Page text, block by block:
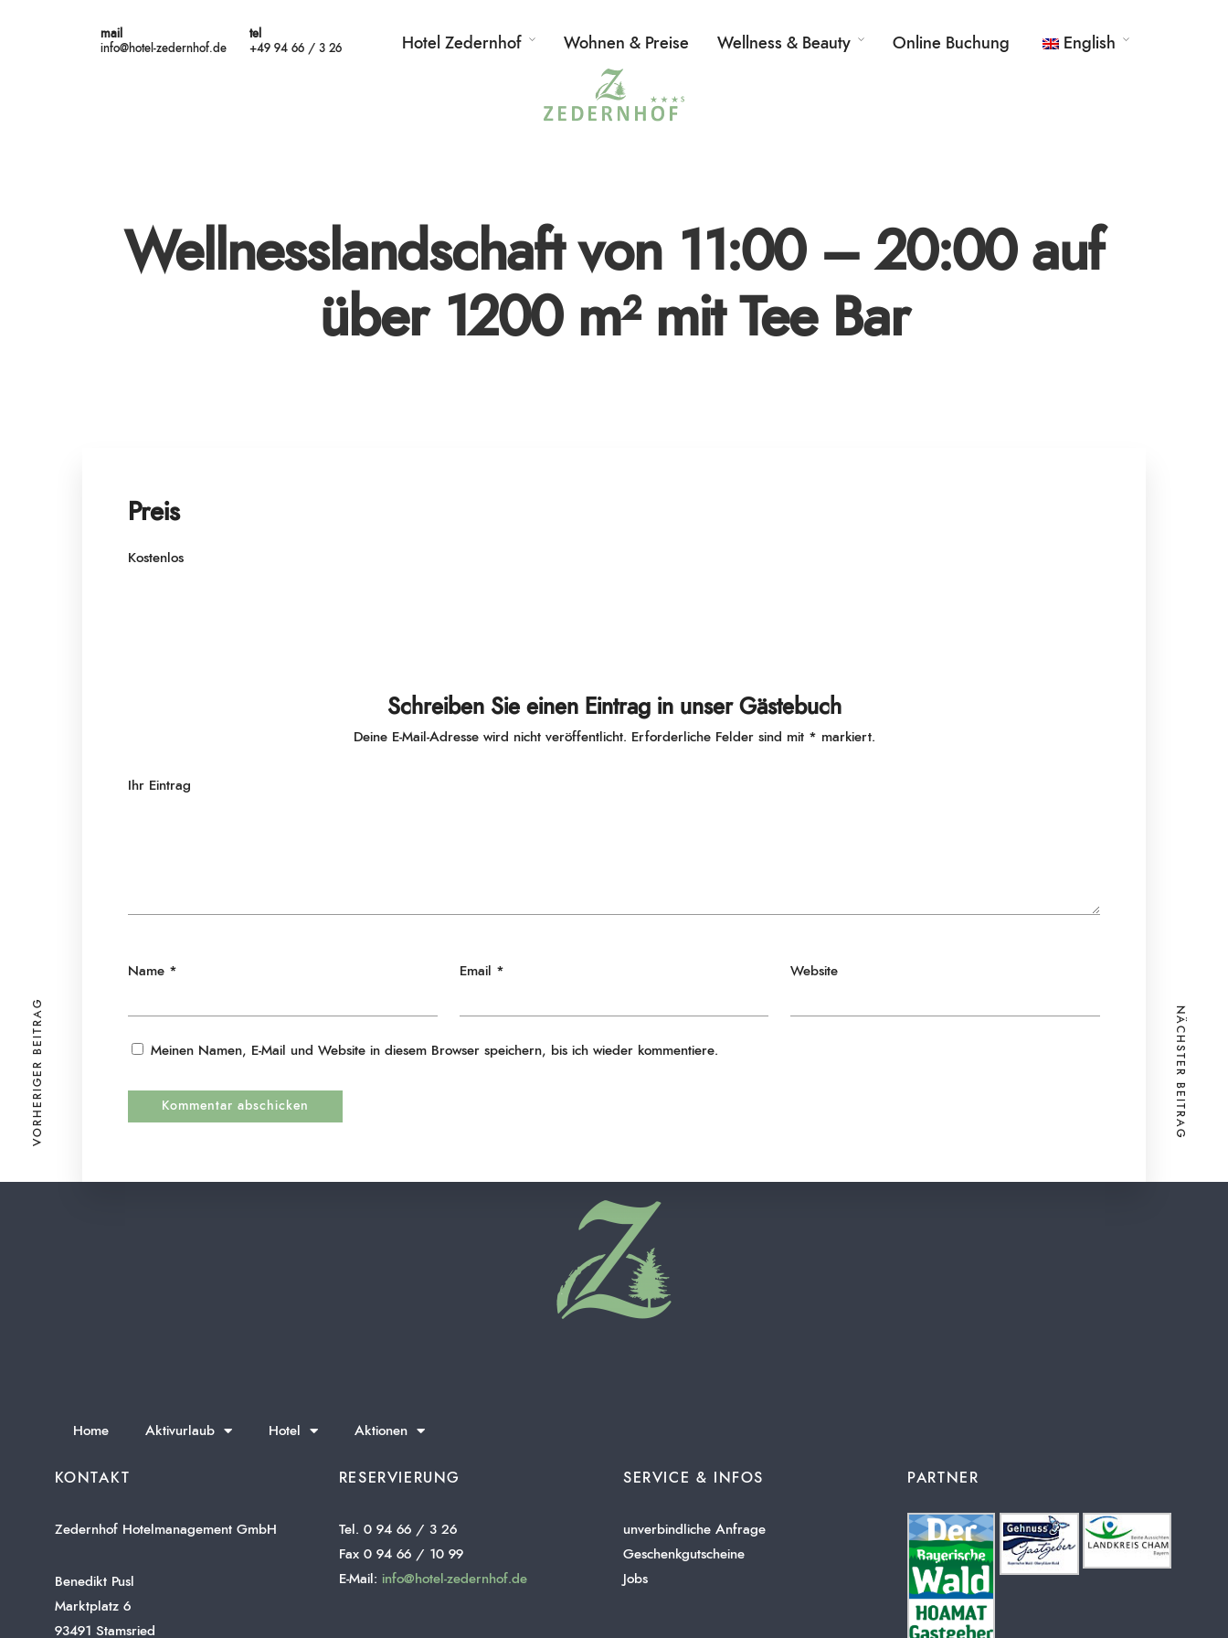
mail
info@hotel-zedernhof.de
tel
+49 94 66 / 3 26
Hotel Zedernhof Wohnen & Preise Wellness & Beauty Online Buchung English
Wellnesslandschaft von 11:00 – 20:00 auf
über 1200 m² mit Tee Bar
Preis
Kostenlos
Schreiben Sie einen Eintrag in unser Gästebuch
Deine E-Mail-Adresse wird nicht veröffentlicht. Erforderliche Felder sind mit * markiert.
Ihr Eintrag
Name * Email * Website
Meinen Namen, E-Mail und Website in diesem Browser speichern, bis ich wieder kommentiere.
VORHERIGER BEITRAG NÄCHSTER BEITRAG
Home Aktivurlaub Hotel Aktionen
KONTAKT
Zedernhof Hotelmanagement GmbH
Benedikt Pusl
Marktplatz 6
93491 Stamsried
RESERVIERUNG
Tel. 0 94 66 / 3 26
Fax 0 94 66 / 10 99
E-Mail: info@hotel-zedernhof.de
SERVICE & INFOS
unverbindliche Anfrage
Geschenkgutscheine
Jobs
PARTNER